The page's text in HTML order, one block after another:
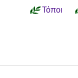
Τόποι